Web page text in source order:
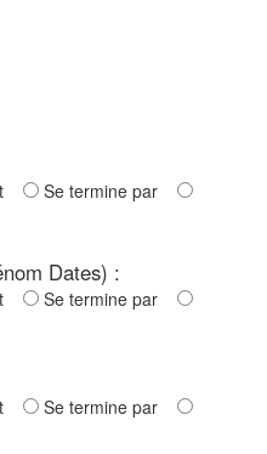
Se termine par
Dates) :
Se termine par
Se termine par